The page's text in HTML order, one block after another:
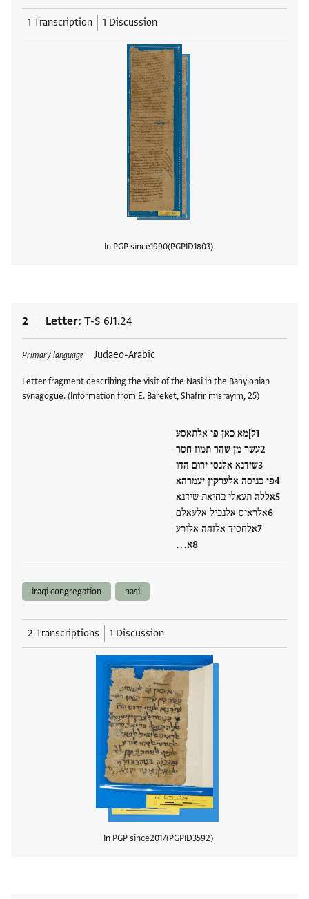
1 Transcription 1 Discussion
In PGP since1990 PGPID1803
2 Letter T-S 6J1.24
Primary language Judaeo-Arabic
Letter fragment describing the visit of the Nasi in the Babylonian
synagogue. (Information from E. Bareket, Shafrir misrayim, 25)
ל]מא כאן פי אלתאסע
עשר מן שהר תמוז חטר
שידנא אלנסי ירום הדו
פי כניסה אלערקין יעמרהא
אללה תעאלי בחיאת שידנא
אלראיס אלנביל אלעאלם
אלחסיד אלזהה אלורע
א…
Tags
iraqi congregation nasi
2 Transcriptions 1 Discussion
In PGP since2017 PGPID3592